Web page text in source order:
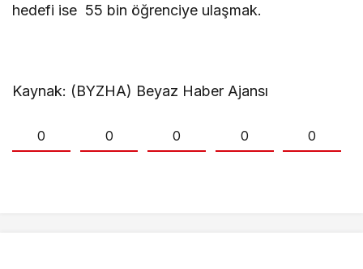
hedefi ise 55 bin öğrenciye ulaşmak.
Kaynak: (BYZHA) Beyaz Haber Ajansı
0 0 0 0 0